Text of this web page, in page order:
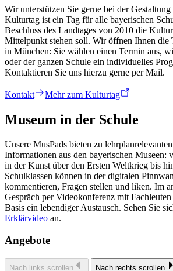
Wir unterstützen Sie gerne bei der
Kulturtag ist ein Tag für alle bayerischen
Beschluss des Landtages von 2010 die
Mittelpunkt stehen soll. Wir öffnen Ihnen die
in München: Sie wählen einen Termin aus,
oder der ganzen Schule ein individuelles
Kontaktieren Sie uns hierzu gerne per Mail.
Kontakt Mehr zum Kulturtag
Museum in der Schule
Unsere MusPads bieten zu
Informationen aus den bayerischen Museen:
in der Kunst über den Ersten Weltkrieg bis
Schulklassen können in der digitalen
kommentieren, Fragen stellen und liken. Im
Gespräch per Videokonferenz mit Fachleuten
Basis ein lebendiger Austausch. Sehen Sie
Erklärvideo an.
Angebote
Nach links scrollen Nach rechts scrollen